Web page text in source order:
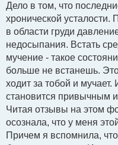
Дело в том, что
хронической
в области груди
недосыпания. Встать
мучение - такое
больше не встанешь.
ходит за тобой и мучает.
становится привычным
Читая отзывы на этом
осознала, что у меня
Причем я вспомнила,